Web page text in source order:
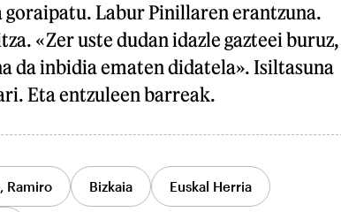
Labur Pinillaren erantzuna.
«Zer uste dudan idazle gazteei buruz,
da inbidia ematen didatela». Isiltasuna
Eta entzuleen barreak.
Ramiro Bizkaia Euskal Herria